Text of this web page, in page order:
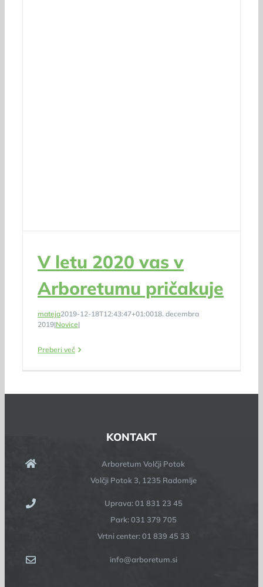
V letu 2020 vas v
Arboretumu pričakuje
mateja2019-12-18T12:43:47+01:0018. decembra
2019|Novice|
Preberi več
KONTAKT
Arboretum Volčji Potok
Volčji Potok 3, 1235 Radomlje
Uprava: 01 831 23 45
Park: 031 379 705
Vrtni center: 01 839 45 33
info@arboretum.si